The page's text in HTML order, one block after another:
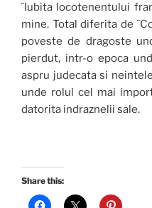
¨Iubita locotenentului
mine. Total diferita de
poveste de dragoste
pierdut, intr-o epoca
aspru judecata si
unde rolul cel mai
datorita indraznelii sale.
Share this: